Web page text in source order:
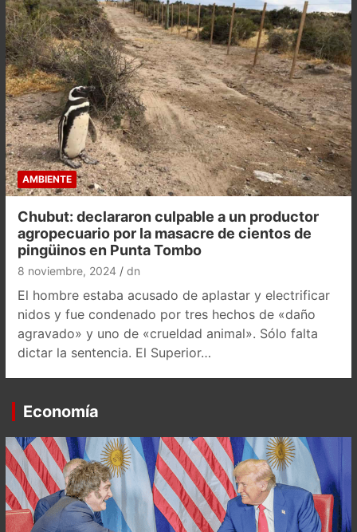
AMBIENTE
Chubut: declararon culpable a un productor
agropecuario por la masacre de cientos de
pingüinos en Punta Tombo
8 noviembre, 2024 dn
El hombre estaba acusado de aplastar y electrificar
nidos y fue condenado por tres hechos de «daño
agravado» y uno de «crueldad animal». Sólo falta
dictar la sentencia. El Superior…
Economía